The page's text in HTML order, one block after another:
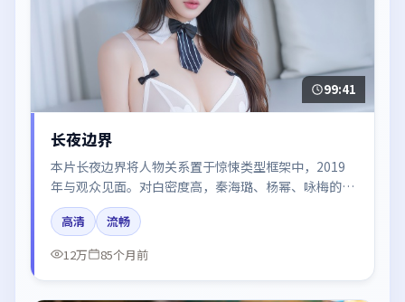
99:41
长夜边界
本片长夜边界将人物关系置于惊悚类型框架中，2019
年与观众见面。对白密度高，秦海璐、杨幂、咏梅的台
词节奏值得关注；整体气质偏法国都市与冷色调摄影。
高清
流畅
12万
85个月前